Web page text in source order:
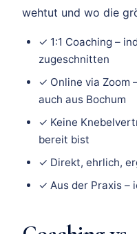
wehtut und wo die
✓ 1:1 Coaching –
zugeschnitten
✓ Online via Zoom
auch aus Bochum
✓ Keine
bereit bist
✓ Direkt, ehrlich,
✓ Aus der Praxis –